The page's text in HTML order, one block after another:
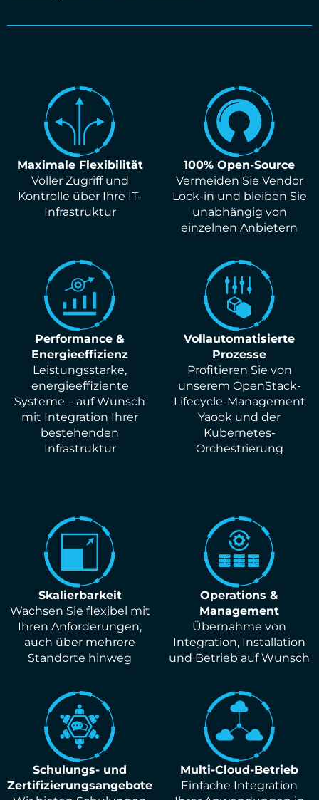
Maximale Flexibilität
Voller Zugriff und
Kontrolle über Ihre IT-
Infrastruktur
100% Open-Source
Vermeiden Sie Vendor
Lock-in und bleiben Sie
unabhängig von
einzelnen Anbietern
Performance &
Energieeffizienz
Leistungsstarke,
energieeffiziente
Systeme – auf Wunsch
mit Integration Ihrer
bestehenden
Infrastruktur
Vollautomatisierte
Prozesse
Profitieren Sie von
unserem OpenStack-
Lifecycle-Management
Yaook und der
Kubernetes-
Orchestrierung
Skalierbarkeit
Wachsen Sie flexibel mit
Ihren Anforderungen,
auch über mehrere
Standorte hinweg
Operations &
Management
Übernahme von
Integration, Installation
und Betrieb auf Wunsch
Schulungs- und
Zertifizierungsangebote
Multi-Cloud-Betrieb
Einfache Integration